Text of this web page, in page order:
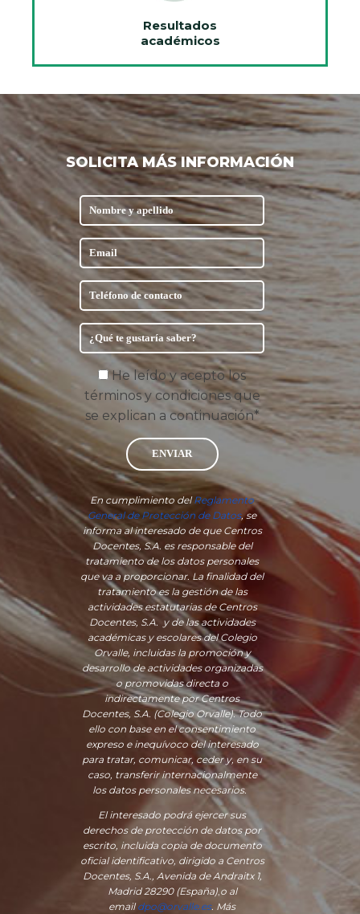
Resultados
académicos
SOLICITA MÁS INFORMACIÓN
He leído y acepto los
términos y condiciones que
se explican a continuación*
ENVIAR
En cumplimiento delReglamento
General de Protección de Datos, se
informa al interesado de que Centros
Docentes, S.A. es responsable del
tratamiento de los datos personales
que va a proporcionar. La finalidad del
tratamiento es la gestión de las
actividades estatutarias de Centros
Docentes, S.A. y de las actividades
académicas y escolares del Colegio
Orvalle, incluidas la promoción y
desarrollo de actividades organizadas
o promovidas directa o
indirectamente por Centros
Docentes, S.A. (Colegio Orvalle). Todo
ello con base en el consentimiento
expreso e inequívoco del interesado
para tratar, comunicar, ceder y, en su
caso, transferir internacionalmente
los datos personales necesarios.
El interesado podrá ejercer sus
derechos de protección de datos por
escrito, incluida copia de documento
oficial identificativo, dirigido a Centros
Docentes, S.A., Avenida de Andraitx 1,
Madrid 28290 (España), o al
emaildpo@orvalle.es. Más